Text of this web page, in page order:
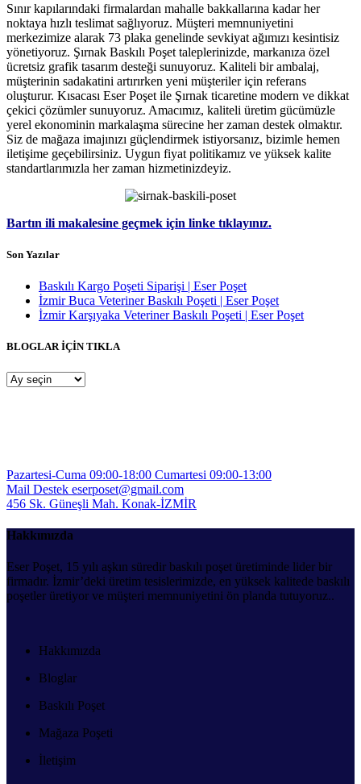
Sınır kapılarındaki firmalardan mahalle bakkallarına kadar her
noktaya hızlı teslimat sağlıyoruz. Müşteri memnuniyetini
merkezimize alarak 73 plaka genelinde sevkiyat ağımızı kesintisiz
yönetiyoruz. Şırnak Baskılı Poşet taleplerinizde, markanıza özel
ücretsiz grafik tasarım desteği sunuyoruz. Kaliteli bir ambalaj,
müşterinin sadakatini artırırken yeni müşteriler için referans
oluşturur. Kısacası Eser Poşet ile Şırnak ticaretine modern ve dikkat
çekici çözümler sunuyoruz. Amacımız, kaliteli üretim gücümüzle
yerel ekonominin markalaşma sürecine her zaman destek olmaktır.
Siz de mağaza imajınızı güçlendirmek istiyorsanız, bizimle hemen
iletişime geçebilirsiniz. Uygun fiyat politikamız ve yüksek kalite
standartlarımızla her zaman hizmetinizdeyiz.
Bartın ili makalesine geçmek için linke tıklayınız.
Son Yazılar
Baskılı Kargo Poşeti Siparişi | Eser Poşet
İzmir Buca Veteriner Baskılı Poşeti | Eser Poşet
İzmir Karşıyaka Veteriner Baskılı Poşeti | Eser Poşet
BLOGLAR İÇİN TIKLA
BLOGLAR
Pazartesi-Cuma 09:00-18:00 Cumartesi 09:00-13:00
Mail Destek eserposet@gmail.com
456 Sk. Güneşli Mah. Konak-İZMİR
Hakkımızda
Eser Poşet, 15 yılı aşkın süredir baskılı poşet üretiminde lider bir
firmadır. İzmir’deki üretim tesislerimizde, en yüksek kalitede baskılı
poşetler üretiyor ve müşteri memnuniyetini ön planda tutuyoruz..
Hakkımızda
Bloglar
Baskılı Poşet
Mağaza Poşeti
İletişim